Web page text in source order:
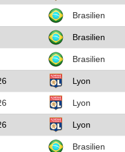
Brasilien
Brasilien
Brasilien
Lyon
Lyon
Lyon
Brasilien